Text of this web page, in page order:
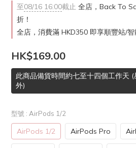
至08/16 16:00截止 全店，Back To
折！
全店，消費滿 HKD350 即享順豐站/智
HK$169.00
此商品備貨時間約七至十四個工作天
外)
型號 : AirPods 1/2
AirPods 1/2 AirPods Pro